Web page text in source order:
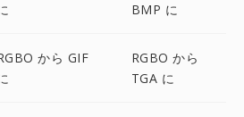
BMP に
から GIF
RGBO から
TGA に